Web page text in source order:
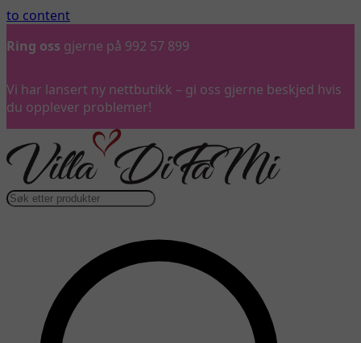
to content
Ring oss gjerne på 992 57 899
Vi har lansert ny nettbutikk – gi oss gjerne beskjed hvis
du opplever problemer!